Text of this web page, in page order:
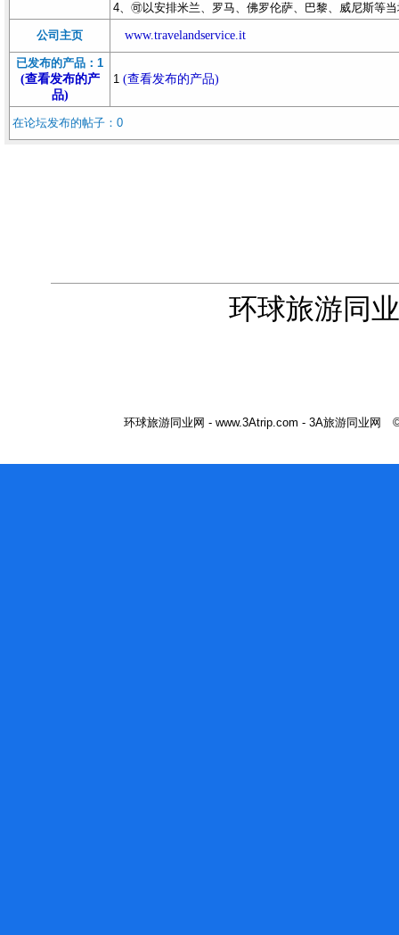
4、🉑以安排米兰、罗马、佛罗伦萨、巴黎、威尼斯等
公司主页 www.travelandservice.it
已发布的产品：1
(查看发布的产
品)
1 (查看发布的产品)
在论坛发布的帖子：0
环球旅游同
环球旅游同业网 - www.3Atrip.com - 3A旅游同业